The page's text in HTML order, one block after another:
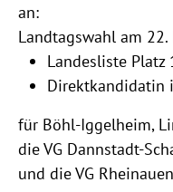
an:
Landtagswahl am 22.
Landesliste Platz
Direktkandidatin
für Böhl-Iggelheim,
die VG Dannstadt-
und die VG